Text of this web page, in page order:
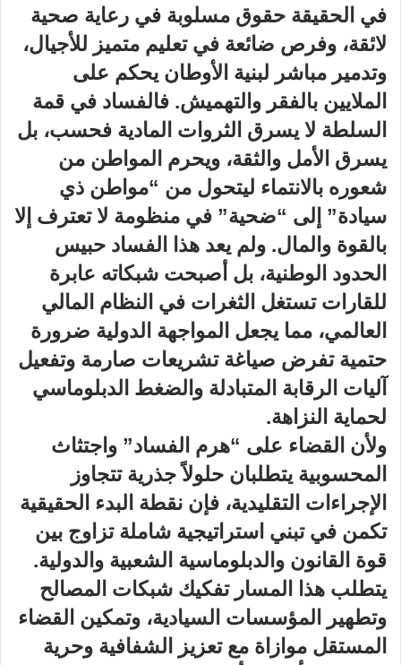
في الحقيقة حقوق مسلوبة في رعاية صحية
لائقة، وفرص ضائعة في تعليم متميز للأجيال،
وتدمير مباشر لبنية الأوطان يحكم على
الملايين بالفقر والتهميش. فالفساد في قمة
السلطة لا يسرق الثروات المادية فحسب، بل
يسرق الأمل والثقة، ويحرم المواطن من
شعوره بالانتماء ليتحول من “مواطن ذي
سيادة” إلى “ضحية” في منظومة لا تعترف إلا
بالقوة والمال. ولم يعد هذا الفساد حبيس
الحدود الوطنية، بل أصبحت شبكاته عابرة
للقارات تستغل الثغرات في النظام المالي
العالمي، مما يجعل المواجهة الدولية ضرورة
حتمية تفرض صياغة تشريعات صارمة وتفعيل
آليات الرقابة المتبادلة والضغط الدبلوماسي
لحماية النزاهة.
​ولأن القضاء على “هرم الفساد” واجتثاث
المحسوبية يتطلبان حلولاً جذرية تتجاوز
الإجراءات التقليدية، فإن نقطة البدء الحقيقية
تكمن في تبني استراتيجية شاملة تزاوج بين
قوة القانون والدبلوماسية الشعبية والدولية.
يتطلب هذا المسار تفكيك شبكات المصالح
وتطهير المؤسسات السيادية، وتمكين القضاء
المستقل موازاة مع تعزيز الشفافية وحرية